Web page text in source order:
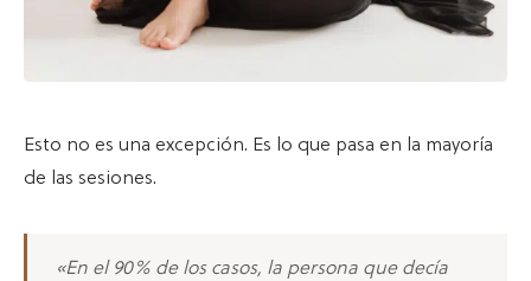
Esto no es una excepción. Es lo que pasa en la mayoría
de las sesiones.
«En el 90% de los casos, la persona que decía